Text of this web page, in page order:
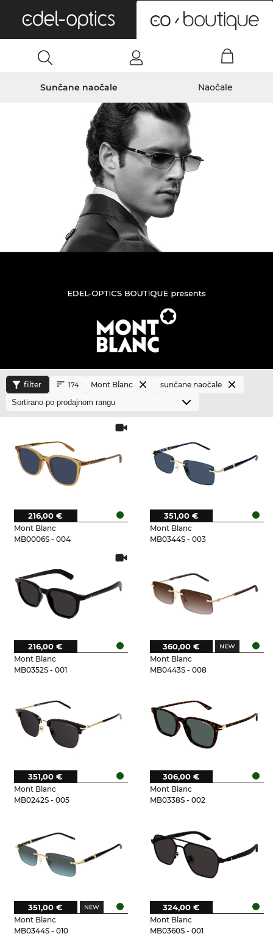
Sunčane naočale Naočale
filter 174 Mont Blanc sunčane naočale
Mont Blanc
MB0006S - 004
216,00 €
Mont Blanc
MB0344S - 003
351,00 €
Mont Blanc
MB0352S - 001
216,00 €
Mont Blanc
MB0443S - 008
360,00 €
Mont Blanc
MB0242S - 005
351,00 €
Mont Blanc
MB0338S - 002
306,00 €
Mont Blanc
MB0344S - 010
351,00 €
Mont Blanc
MB0360S - 001
324,00 €